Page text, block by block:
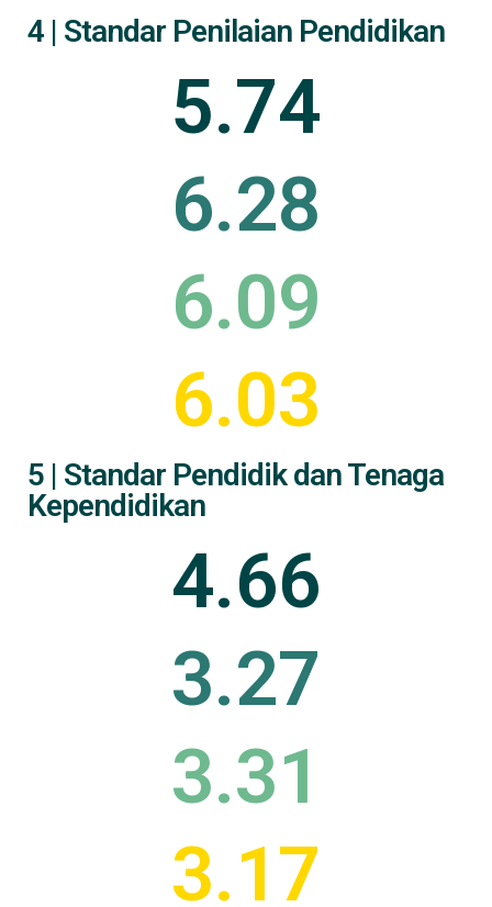
4 | Standar Penilaian Pendidikan
5.74
6.28
6.09
6.03
5 | Standar Pendidik dan Tenaga
Kependidikan
4.66
3.27
3.31
3.17